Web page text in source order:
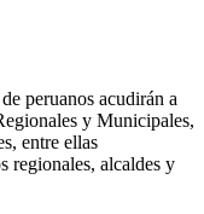
peruanos acudirán a
y Municipales,
entre ellas
regionales, alcaldes y